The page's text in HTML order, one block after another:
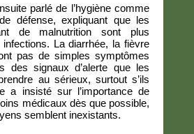
parlé de l’hygiène comme
défense, expliquant que les
de malnutrition sont plus
La diarrhée, la fièvre
pas de simples symptômes
des signaux d’alerte que les
au sérieux, surtout s’ils
a insisté sur l’importance de
médicaux dès que possible,
semblent inexistants.